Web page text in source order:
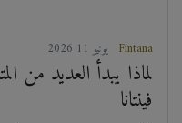
2026 يونيو 11 Fintana
لماذا يبدأ العديد من
فينتانا